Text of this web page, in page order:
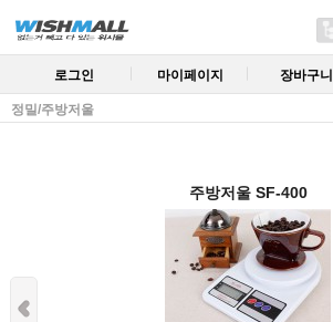
로그인 마이페이지 장바구니
정밀/주방저울
주방저울 SF-400